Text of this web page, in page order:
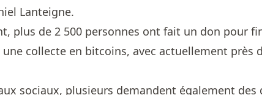
Lanteigne.
plus de 2 500 personnes ont fait un don pour
collecte en bitcoins, avec actuellement près
sociaux, plusieurs demandent également des